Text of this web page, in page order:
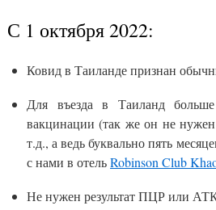
С 1 октября 2022:
Ковид в Таиланде признан
Для въезда в Таиланд
вакцинации (так же он не нужен
т.д., а ведь буквально пять
с нами в отельRobinson Club
Не нужен результат ПЦР или АТК